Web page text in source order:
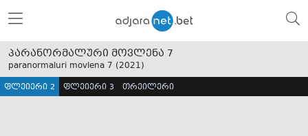
პარანორმალური მოვლენა 7
paranormaluri movlena 7 (2021)
ფლეიერი 2 ფლეიერი 3 თრეილერი